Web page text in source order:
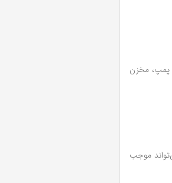
پمپ، مخزن
موجب